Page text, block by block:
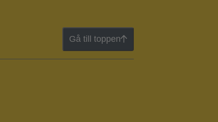
Gå till toppen